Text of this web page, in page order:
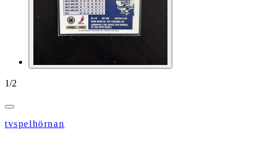
1/2
tvspelhörnan